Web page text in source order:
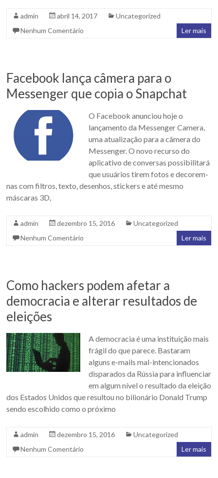
admin abril 14, 2017
Uncategorized
Nenhum Comentário
Ler mais
Facebook lança câmera para o
Messenger que copia o Snapchat
O Facebook anunciou hoje o
lançamento da Messenger Camera,
uma atualização para a câmera do
Messenger. O novo recurso do
aplicativo de conversas possibilitará
que usuários tirem fotos e decorem-
nas com filtros, texto, desenhos, stickers e até mesmo
máscaras 3D,
admin dezembro 15, 2016
Uncategorized
Nenhum Comentário
Ler mais
Como hackers podem afetar a
democracia e alterar resultados de
eleições
A democracia é uma instituição mais
frágil do que parece. Bastaram
alguns e-mails mal-intencionados
disparados da Rússia para influenciar
em algum nível o resultado da eleição
dos Estados Unidos que resultou no bilionário Donald Trump
sendo escolhido como o próximo
admin dezembro 15, 2016
Uncategorized
Nenhum Comentário
Ler mais